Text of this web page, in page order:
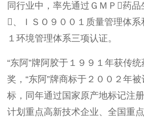
同行业中，率先通过ＧＭＰ药
、ＩＳＯ９００１质量管理体系
１环境管理体系三项认证。
“东阿”牌阿胶于１９９１年获传统
奖，“东阿”牌商标于２００２年
标，同年通过国家原产地标记注
计划重点高新技术企业、全国重